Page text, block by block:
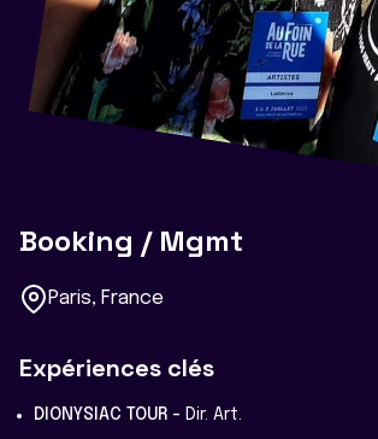
Booking / Mgmt
Paris, France
Expériences clés
DIONYSIAC TOUR - Dir. Art.